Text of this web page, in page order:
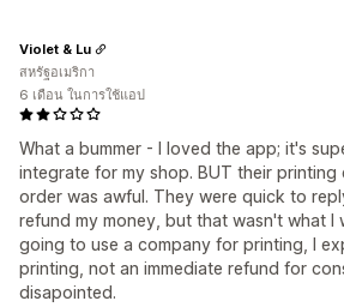
What a bummer - I loved the app; it's
integrate for my shop. BUT their printing
order was awful. They were quick to
refund my money, but that wasn't what I
going to use a company for printing, I
printing, not an immediate refund for
disapointed.
Violet & Lu
สหรัฐอเมริกา
6 เดือน ในการใช้แอป